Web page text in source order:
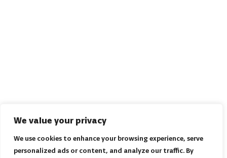
We value your privacy
We use cookies to enhance your browsing experience, serve
personalized ads or content, and analyze our traffic. By